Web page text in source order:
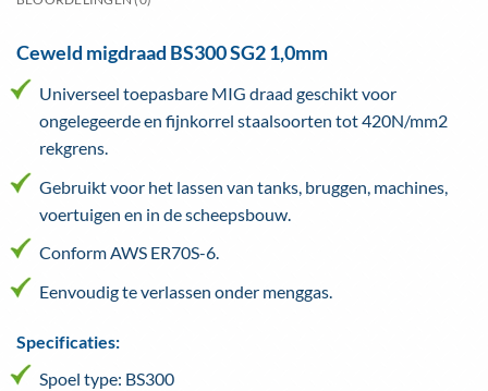
Ceweld migdraad BS300 SG2 1,0mm
Universeel toepasbare MIG draad geschikt voor
ongelegeerde en fijnkorrel staalsoorten tot 420N/mm2
rekgrens.
Gebruikt voor het lassen van tanks, bruggen, machines,
voertuigen en in de scheepsbouw.
Conform AWS ER70S-6.
Eenvoudig te verlassen onder menggas.
Specificaties:
Spoel type: BS300